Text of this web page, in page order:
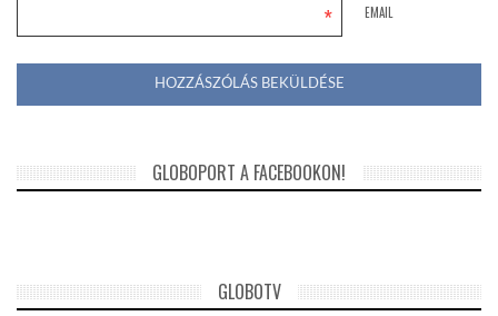
EMAIL
*
GLOBOPORT A FACEBOOKON!
GLOBOTV